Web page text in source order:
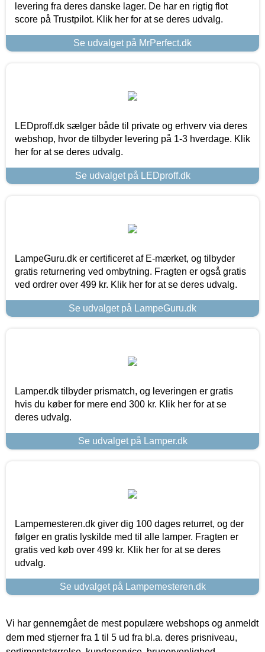
levering fra deres danske lager. De har en rigtig flot
score på Trustpilot. Klik her for at se deres udvalg.
Se udvalget på MrPerfect.dk
LEDproff.dk sælger både til private og erhverv via deres
webshop, hvor de tilbyder levering på 1-3 hverdage. Klik
her for at se deres udvalg.
Se udvalget på LEDproff.dk
LampeGuru.dk er certificeret af E-mærket, og tilbyder
gratis returnering ved ombytning. Fragten er også gratis
ved ordrer over 499 kr. Klik her for at se deres udvalg.
Se udvalget på LampeGuru.dk
Lamper.dk tilbyder prismatch, og leveringen er gratis
hvis du køber for mere end 300 kr. Klik her for at se
deres udvalg.
Se udvalget på Lamper.dk
Lampemesteren.dk giver dig 100 dages returret, og der
følger en gratis lyskilde med til alle lamper. Fragten er
gratis ved køb over 499 kr. Klik her for at se deres
udvalg.
Se udvalget på Lampemesteren.dk
Vi har gennemgået de mest populære webshops og anmeldt
dem med stjerner fra 1 til 5 ud fra bl.a. deres prisniveau,